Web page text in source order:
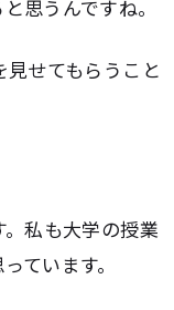
思うんですね。
見せてもらうこと
。私も大学の授業
ています。